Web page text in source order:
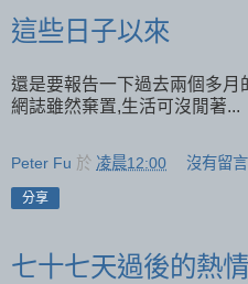
這些日子以來
還是要報告一下過去兩個多月
網誌雖然棄置,生活可沒閒著...
Peter Fu 於 凌晨12:00 沒有留
分享
七十七天過後的熱情